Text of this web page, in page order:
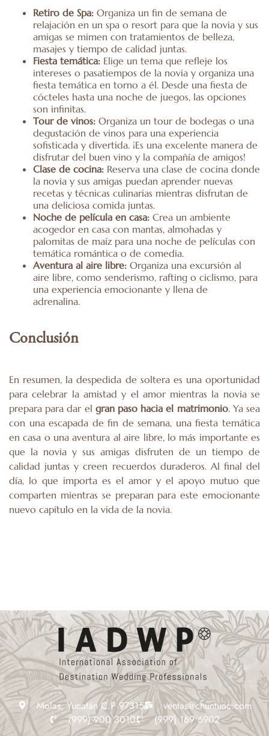
Retiro de Spa: Organiza un fin de semana de
relajación en un spa o resort para que la novia y sus
amigas se mimen con tratamientos de belleza,
masajes y tiempo de calidad juntas.
Fiesta temática: Elige un tema que refleje los
intereses o pasatiempos de la novia y organiza una
fiesta temática en torno a él. Desde una fiesta de
cócteles hasta una noche de juegos, las opciones
son infinitas.
Tour de vinos: Organiza un tour de bodegas o una
degustación de vinos para una experiencia
sofisticada y divertida. ¡Es una excelente manera de
disfrutar del buen vino y la compañía de amigos!
Clase de cocina: Reserva una clase de cocina donde
la novia y sus amigas puedan aprender nuevas
recetas y técnicas culinarias mientras disfrutan de
una deliciosa comida juntas.
Noche de película en casa: Crea un ambiente
acogedor en casa con mantas, almohadas y
palomitas de maíz para una noche de películas con
temática romántica o de comedia.
Aventura al aire libre: Organiza una excursión al
aire libre, como senderismo, rafting o ciclismo, para
una experiencia emocionante y llena de
adrenalina.
Conclusión
En resumen, la despedida de soltera es una oportunidad
para celebrar la amistad y el amor mientras la novia se
prepara para dar el gran paso hacia el matrimonio. Ya sea
con una escapada de fin de semana, una fiesta temática
en casa o una aventura al aire libre, lo más importante es
que la novia y sus amigas disfruten de un tiempo de
calidad juntas y creen recuerdos duraderos. Al final del
día, lo que importa es el amor y el apoyo mutuo que
comparten mientras se preparan para este emocionante
nuevo capítulo en la vida de la novia.
Molas, Yucatán C.P 97315
ventas@chuntuac.com
(999) 900 3010
(999) 169 6902